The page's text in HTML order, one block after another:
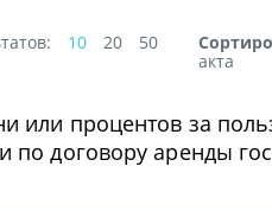
10 20
50
акта
или процентов за
по договору аренды